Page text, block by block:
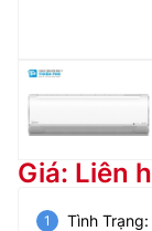
Giá: Liên
Tình